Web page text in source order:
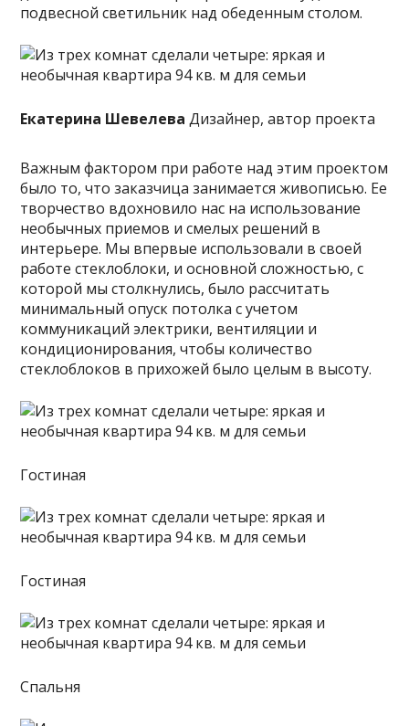
подвесной светильник над обеденным столом.
Екатерина Шевелева Дизайнер, автор проекта
Важным фактором при работе над этим проектом
было то, что заказчица занимается живописью. Ее
творчество вдохновило нас на использование
необычных приемов и смелых решений в
интерьере. Мы впервые использовали в своей
работе стеклоблоки, и основной сложностью, с
которой мы столкнулись, было рассчитать
минимальный опуск потолка с учетом
коммуникаций электрики, вентиляции и
кондиционирования, чтобы количество
стеклоблоков в прихожей было целым в высоту.
Гостиная
Гостиная
Спальня